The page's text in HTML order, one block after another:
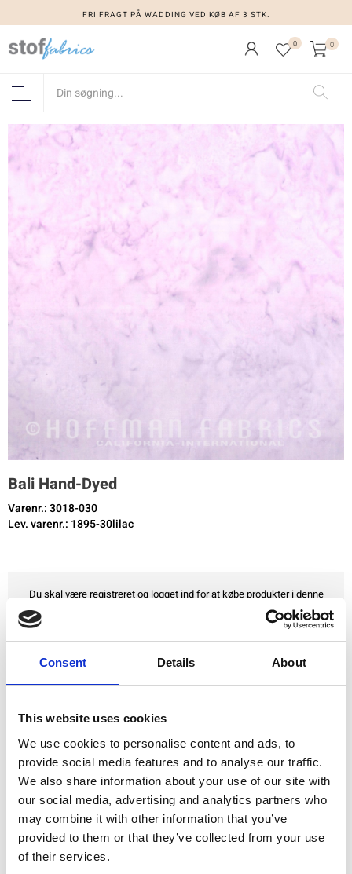
Consent Details About
This website uses cookies
We use cookies to personalise content and ads, to
provide social media features and to analyse our traffic.
We also share information about your use of our site with
our social media, advertising and analytics partners who
may combine it with other information that you’ve
provided to them or that they’ve collected from your use
of their services.
FRI FRAGT PÅ WADDING VED KØB AF 3 STK.
0 0
Bali Hand-Dyed
Varenr.: 3018-030
Lev. varenr.: 1895-30lilac
Du skal være registreret og logget ind for at købe produkter i denne
Tilføj til favoritter
Kvalitet
kontrolleret
Hurtig
forsendelse
Specifikation
Bredde